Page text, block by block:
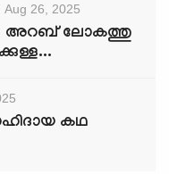
Aug 26, 2025
: അറബ് ലോകത്തു
കഥ